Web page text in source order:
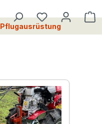
Du hast 0
Pflugausrüstung